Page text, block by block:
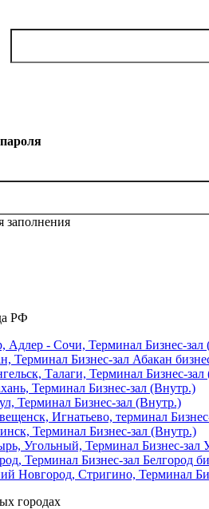
заполнения
РФ
Адлер - Сочи, Терминал Бизнес-зал
Терминал Бизнес-зал Абакан
Талаги, Терминал Бизнес-
Терминал Бизнес-зал (Внутр.)
Терминал Бизнес-зал (Внутр.)
Игнатьево, терминал
Терминал Бизнес-зал (Внутр.)
Угольный, Терминал Бизнес-зал
Терминал Бизнес-зал Белгород
Новгород, Стригино, Терминал
городах